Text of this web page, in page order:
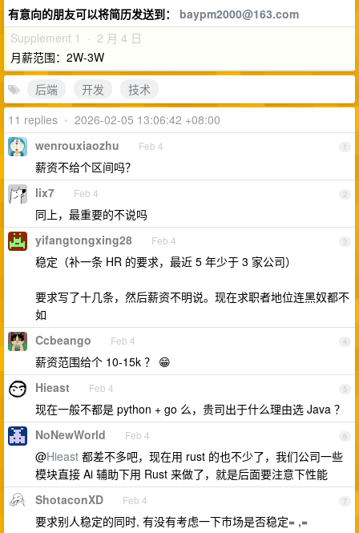
有意向的朋友可以将简历发送到： baypm2000@163.com
Supplement 1 · 2 月 4 日
月薪范围：2W-3W
后端
开发
技术
11 replies • 2026-02-05 13:06:42 +08:00
1
wenrouxiaozhu Feb 4
薪资不给个区间吗？
2
lix7 Feb 4
同上，最重要的不说吗
3
yifangtongxing28 Feb 4
稳定（补一条 HR 的要求，最近 5 年少于 3 家公司）
要求写了十几条，然后薪资不明说。现在求职者地位连黑奴都不
如
4
Ccbeango Feb 4
薪资范围给个 10-15k ？ 😁
5
Hieast Feb 4
现在一般不都是 python + go 么，贵司出于什么理由选 Java ？
6
NoNewWorld Feb 4
@Hieast 都差不多吧，现在用 rust 的也不少了，我们公司一些
模块直接 Ai 辅助下用 Rust 来做了，就是后面要注意下性能
7
ShotaconXD Feb 4
要求别人稳定的同时, 有没有考虑一下市场是否稳定= ,=